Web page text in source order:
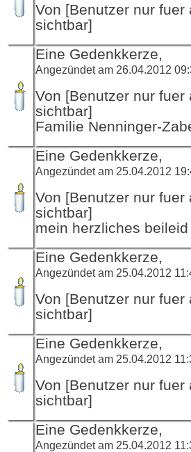
Von [Benutzer nur
sichtbar]
Eine Gedenkkerze,
Angezündet am 26.04.2012
Von [Benutzer nur
sichtbar]
Familie Nenninger-
Eine Gedenkkerze,
Angezündet am 25.04.2012
Von [Benutzer nur
sichtbar]
mein herzliches beileid
Eine Gedenkkerze,
Angezündet am 25.04.2012
Von [Benutzer nur
sichtbar]
Eine Gedenkkerze,
Angezündet am 25.04.2012
Von [Benutzer nur
sichtbar]
Eine Gedenkkerze,
Angezündet am 25.04.2012